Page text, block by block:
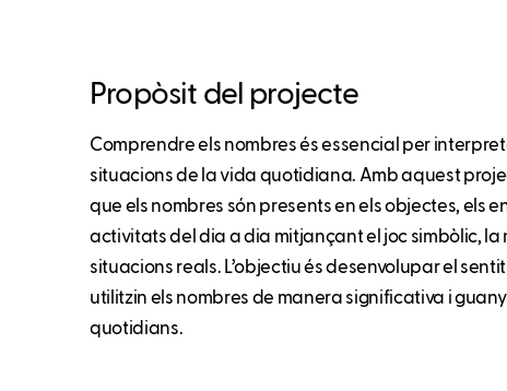
Propòsit del projecte
Comprendre els nombres és essencial per
situacions de la vida quotidiana. Amb aquest
que els nombres són presents en els objectes, els
activitats del dia a dia mitjançant el joc simbòlic, la
situacions reals. L’objectiu és desenvolupar el
utilitzin els nombres de manera significativa i
quotidians.